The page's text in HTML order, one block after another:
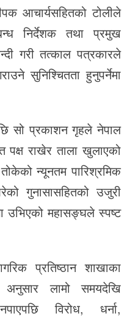
आचार्यसहितको टोलीले
निर्देशक तथा प्रमुख
गरी तत्काल पत्रकारले
सुनिश्चितता हुनुपर्नेमा
सो प्रकाशन गृहले नेपाल
पक्ष राखेर ताला खुलाएको
न्यूनतम पारिश्रमिक
गुनासासहितको उजुरी
उभिएको महासङ्घले स्पष्ट
प्रतिष्ठान शाखाका
अनुसार लामो समयदेखि
विरोध, धर्ना,